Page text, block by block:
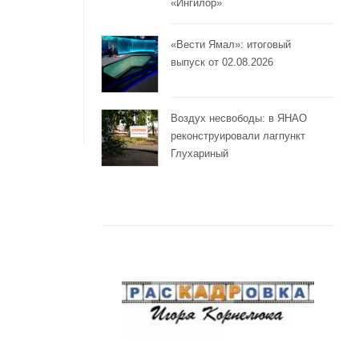
«Ингилор»
«Вести Ямал»: итоговый
выпуск от 02.08.2026
Воздух несвободы: в ЯНАО
реконструировали лагпункт
Глухариный